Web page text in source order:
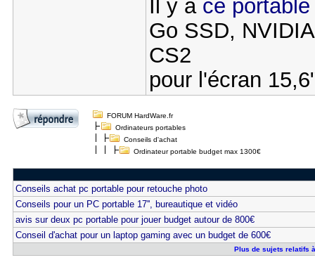
Il y a ce portable
Go SSD,
CS2
pour l'écran
FORUM HardWare.fr
Ordinateurs portables
Conseils d'achat
Ordinateur portable budget max 1300€
Conseils achat pc portable pour retouche photo
Conseils pour un PC portable 17'', bureautique et vidéo
avis sur deux pc portable pour jouer budget autour de 800€
Conseil d'achat pour un laptop gaming avec un budget de 600€
Plus de sujets relatifs